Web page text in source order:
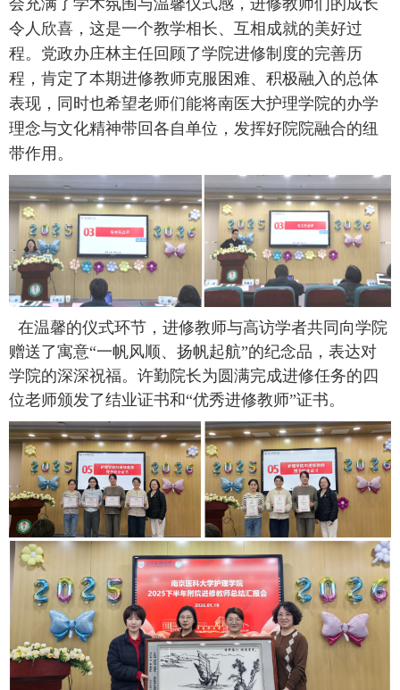
令人欣喜，这是一个教学相长、互相成就的美好过
程。党政办庄林主任回顾了学院进修制度的完善历
程，肯定了本期进修教师克服困难、积极融入的总体
表现，同时也希望老师们能将南医大护理学院的办学
理念与文化精神带回各自单位，发挥好院院融合的纽
带作用。
在温馨的仪式环节，进修教师与高访学者共同向学院
赠送了寓意“一帆风顺、扬帆起航”的纪念品 ，表达对
学院的深深祝福。许勤院长为圆满完成进修任务的 四
位老师颁发了结业证书和“优秀进修教师”证书。